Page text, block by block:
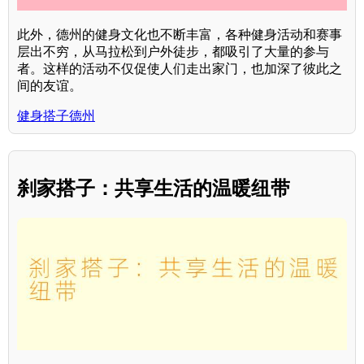
此外，德州的健身文化也不断丰富，各种健身活动和赛事
层出不穷，从马拉松到户外徒步，都吸引了大量的参与
者。这样的活动不仅促使人们走出家门，也加深了彼此之
间的友谊。
健身搭子德州
刹家搭子：共享生活的温暖纽带